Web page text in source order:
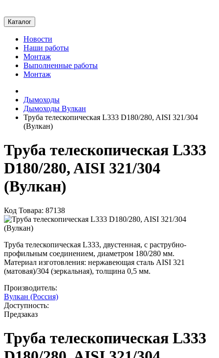
Каталог
Новости
Наши работы
Монтаж
Выполненные работы
Монтаж
Дымоходы
Дымоходы Вулкан
Труба телескопическая L333 D180/280, AISI 321/304
(Вулкан)
Труба телескопическая L333
D180/280, AISI 321/304
(Вулкан)
Код Товара: 87138
Труба телескопическая L333, двустенная, с раструбно-
профильным соединением, диаметром 180/280 мм.
Материал изготовления: нержавеющая сталь AISI 321
(матовая)/304 (зеркальная), толщина 0,5 мм.
Производитель:
Вулкан (Россия)
Доступность:
Предзаказ
Труба телескопическая L333